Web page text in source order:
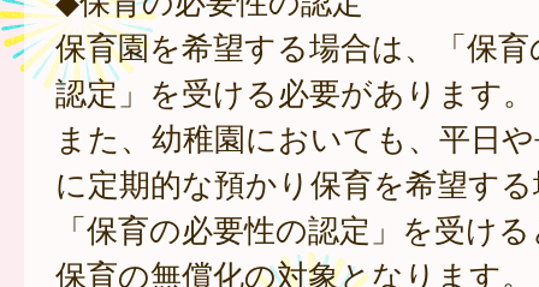
保育園を希望する場合は、「保
認定」を受ける必要があります。
また、幼稚園においても、平日
に定期的な預かり保育を希望す
「保育の必要性の認定」を受け
保育の無償化の対象となります。